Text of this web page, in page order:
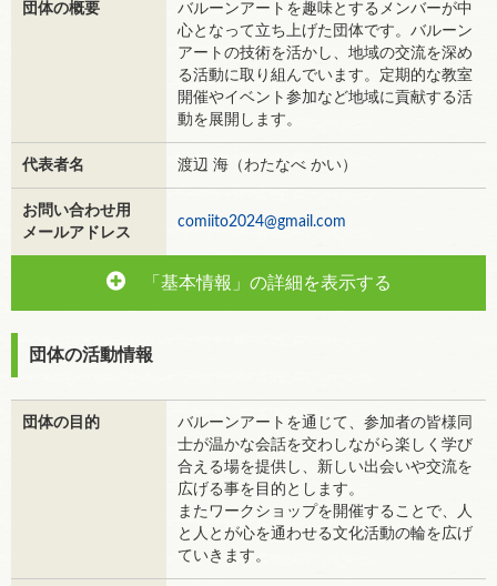
団体の概要
バルーンアートを趣味とするメンバーが中
心となって立ち上げた団体です。バルーン
アートの技術を活かし、地域の交流を深め
る活動に取り組んでいます。定期的な教室
開催やイベント参加など地域に貢献する活
動を展開します。
代表者名 渡辺 海（わたなべ かい）
お問い合わせ用
メールアドレス
comiito2024@gmail.com
「基本情報」の詳細を表示する
団体の活動情報
団体の目的
バルーンアートを通じて、参加者の皆様同
士が温かな会話を交わしながら楽しく学び
合える場を提供し、新しい出会いや交流を
広げる事を目的とします。
またワークショップを開催することで、人
と人とが心を通わせる文化活動の輪を広げ
ていきます。